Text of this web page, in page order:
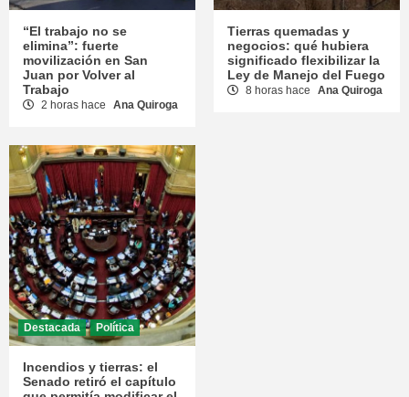
“El trabajo no se
elimina”: fuerte
movilización en San
Juan por Volver al
Trabajo
2 horas hace Ana Quiroga
Tierras quemadas y
negocios: qué hubiera
significado flexibilizar la
Ley de Manejo del Fuego
8 horas hace Ana Quiroga
Destacada Política
Incendios y tierras: el
Senado retiró el capítulo